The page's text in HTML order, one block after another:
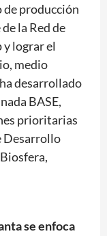
de producción
la Red de
lograr el
medio
desarrollado
BASE,
prioritarias
Desarrollo
se enfoca